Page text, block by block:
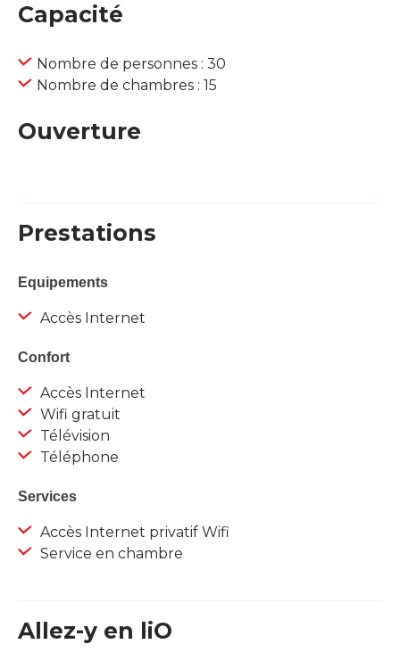
Capacité
Nombre de personnes : 30
Nombre de chambres : 15
Ouverture
Prestations
Equipements
Accès Internet
Confort
Accès Internet
Wifi gratuit
Télévision
Téléphone
Services
Accès Internet privatif Wifi
Service en chambre
Allez-y en liO